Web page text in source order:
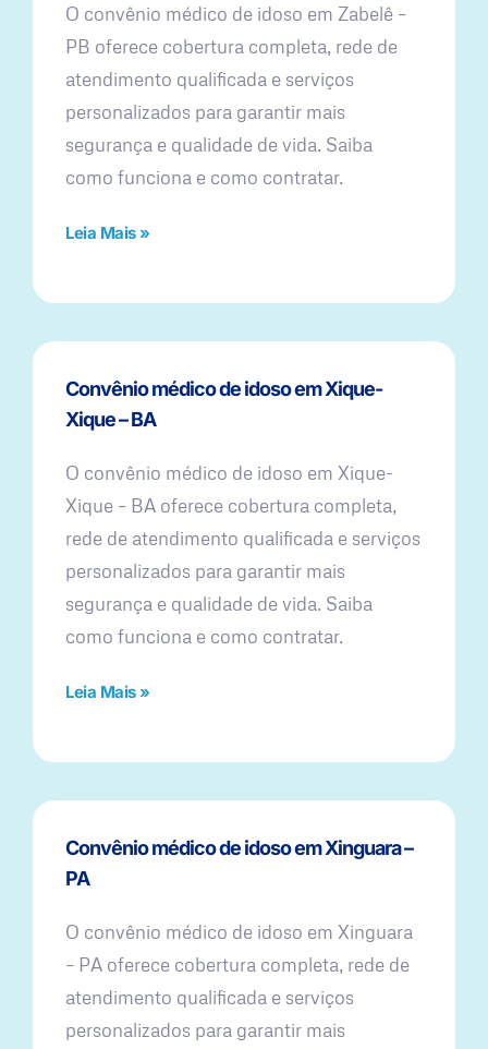
O convênio médico de idoso em Zabelê –
PB oferece cobertura completa, rede de
atendimento qualificada e serviços
personalizados para garantir mais
segurança e qualidade de vida. Saiba
como funciona e como contratar.
Leia Mais »
Convênio médico de idoso em Xique-
Xique – BA
O convênio médico de idoso em Xique-
Xique – BA oferece cobertura completa,
rede de atendimento qualificada e serviços
personalizados para garantir mais
segurança e qualidade de vida. Saiba
como funciona e como contratar.
Leia Mais »
Convênio médico de idoso em Xinguara –
PA
O convênio médico de idoso em Xinguara
– PA oferece cobertura completa, rede de
atendimento qualificada e serviços
personalizados para garantir mais